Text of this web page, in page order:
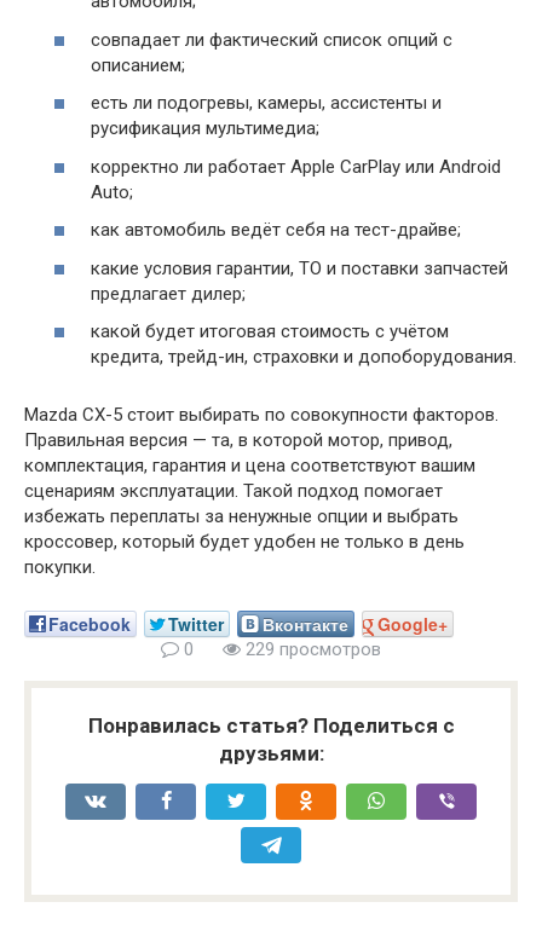
совпадает ли фактический список опций с
описанием;
есть ли подогревы, камеры, ассистенты и
русификация мультимедиа;
корректно ли работает Apple CarPlay или Android
Auto;
как автомобиль ведёт себя на тест-драйве;
какие условия гарантии, ТО и поставки запчастей
предлагает дилер;
какой будет итоговая стоимость с учётом
кредита, трейд-ин, страховки и допоборудования.
Mazda CX-5 стоит выбирать по совокупности факторов.
Правильная версия — та, в которой мотор, привод,
комплектация, гарантия и цена соответствуют вашим
сценариям эксплуатации. Такой подход помогает
избежать переплаты за ненужные опции и выбрать
кроссовер, который будет удобен не только в день
покупки.
Facebook Twitter Вконтакте Google+
0 229 просмотров
Понравилась статья? Поделиться с
друзьями: